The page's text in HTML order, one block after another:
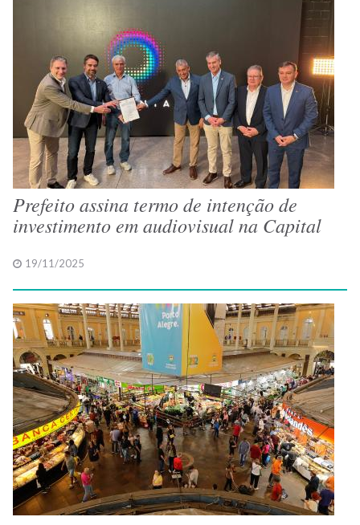
Prefeito assina termo de intenção de
investimento em audiovisual na Capital
19/11/2025